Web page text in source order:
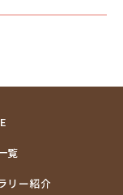
覧
リー紹介